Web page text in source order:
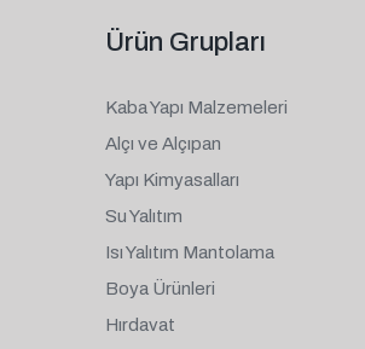
Ürün Grupları
Kaba Yapı Malzemeleri
Alçı ve Alçıpan
Yapı Kimyasalları
Su Yalıtım
Isı Yalıtım Mantolama
Boya Ürünleri
Hırdavat